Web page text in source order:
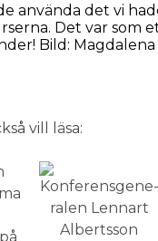
använda det vi
Det var som
Bild:
vill läsa: